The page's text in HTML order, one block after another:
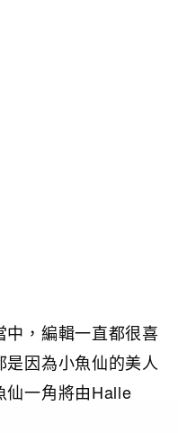
，編輯一直都很喜
因為小魚仙的美人
仙一角將由Halle